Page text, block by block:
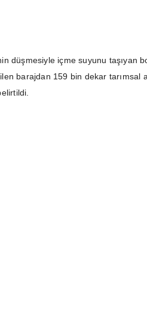
düşmesiyle içme suyunu taşıyan
barajdan 159 bin dekar tarımsal